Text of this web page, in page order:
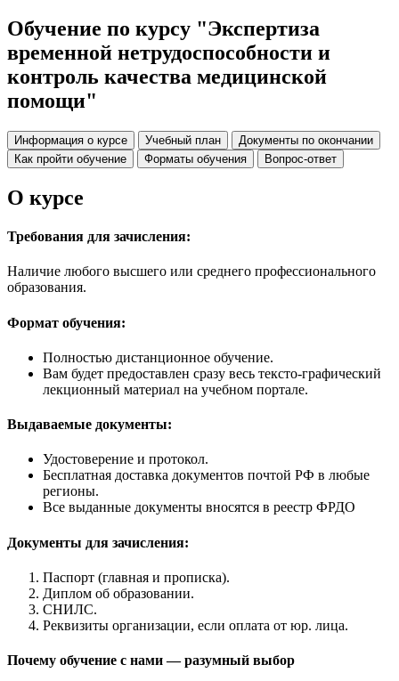
Обучение по курсу "Экспертиза
временной нетрудоспособности и
контроль качества медицинской
помощи"
Информация о курсе Учебный план
Документы по окончании
Как пройти обучение
Форматы обучения Вопрос-ответ
О курсе
Требования для зачисления:
Наличие любого высшего или среднего профессионального
образования.
Формат обучения:
Полностью дистанционное обучение.
Вам будет предоставлен сразу весь тексто-графический
лекционный материал на учебном портале.
Выдаваемые документы:
Удостоверение и протокол.
Бесплатная доставка документов почтой РФ в любые
регионы.
Все выданные документы вносятся в реестр ФРДО
Документы для зачисления:
Паспорт (главная и прописка).
Диплом об образовании.
СНИЛС.
Реквизиты организации, если оплата от юр. лица.
Почему обучение с нами — разумный выбор